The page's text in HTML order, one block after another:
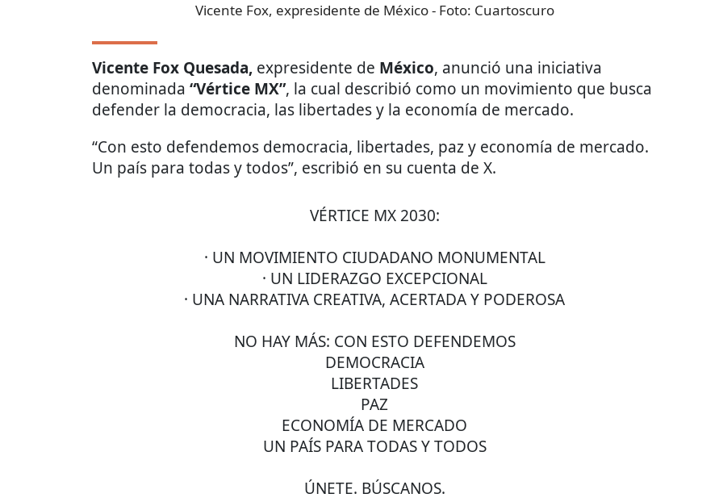
Vicente Fox, expresidente de México- Foto: Cuartoscuro
Vicente Fox Quesada, expresidente de México, anunció una iniciativa
denominada “Vértice MX”, la cual describió como un movimiento que busca
defender la democracia, las libertades y la economía de mercado.
“Con esto defendemos democracia, libertades, paz y economía de mercado.
Un país para todas y todos”, escribió en su cuenta de X.
VÉRTICE MX 2030:
· UN MOVIMIENTO CIUDADANO MONUMENTAL
· UN LIDERAZGO EXCEPCIONAL
· UNA NARRATIVA CREATIVA, ACERTADA Y PODEROSA
NO HAY MÁS: CON ESTO DEFENDEMOS
DEMOCRACIA
LIBERTADES
PAZ
ECONOMÍA DE MERCADO
UN PAÍS PARA TODAS Y TODOS
ÚNETE. BÚSCANOS.